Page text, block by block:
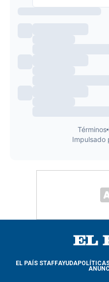
EL PAÍS STAFFAYUDA